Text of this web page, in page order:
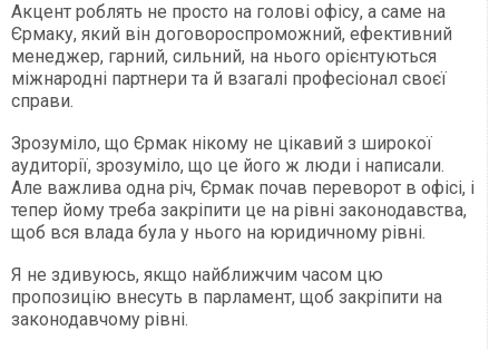
Акцент роблять не просто на голові офісу, а саме на
Єрмаку, який він договороспроможний, ефективний
менеджер, гарний, сильний, на нього орієнтуються
міжнародні партнери та й взагалі професіонал своєї
справи.
Зрозуміло, що Єрмак нікому не цікавий з широкої
аудиторії, зрозуміло, що це його ж люди і написали.
Але важлива одна річ, Єрмак почав переворот в офісі, і
тепер йому треба закріпити це на рівні законодавства,
щоб вся влада була у нього на юридичному рівні.
Я не здивуюсь, якщо найближчим часом цю
пропозицію внесуть в парламент, щоб закріпити на
законодавчому рівні.